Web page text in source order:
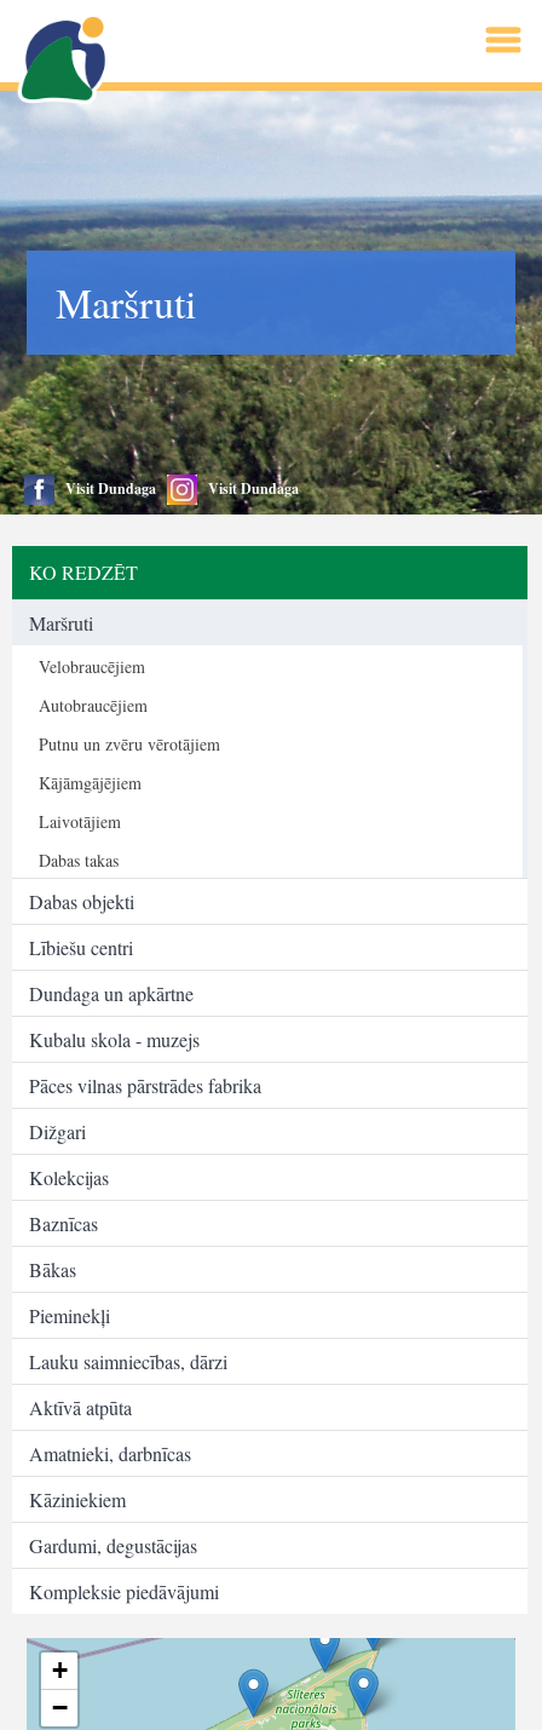
Maršruti
Visit Dundaga Visit Dundaga
KO REDZĒT
Maršruti
Velobraucējiem
Autobraucējiem
Putnu un zvēru vērotājiem
Kājāmgājējiem
Laivotājiem
Dabas takas
Dabas objekti
Lībiešu centri
Dundaga un apkārtne
Kubalu skola - muzejs
Pāces vilnas pārstrādes fabrika
Dižgari
Kolekcijas
Baznīcas
Bākas
Pieminekļi
Lauku saimniecības, dārzi
Aktīvā atpūta
Amatnieki, darbnīcas
Kāziniekiem
Gardumi, degustācijas
Kompleksie piedāvājumi
+
−